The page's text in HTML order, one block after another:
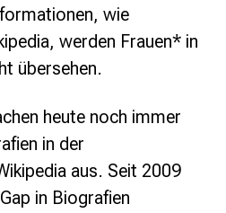
wie
werden Frauen* in
übersehen.
heute noch immer
in der
aus. Seit 2009
in Biografien